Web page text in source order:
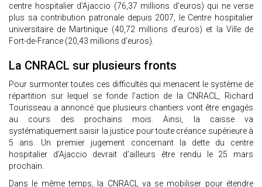
centre hospitalier d’Ajaccio (76,37 millions d’euros) qui ne verse
plus sa contribution patronale depuis 2007, le Centre hospitalier
universitaire de Martinique (40,72 millions d’euros) et la Ville de
Fort-de-France (20,43 millions d’euros).
La CNRACL sur plusieurs fronts
Pour surmonter toutes ces difficultés qui menacent le système de
répartition sur lequel se fonde l’action de la CNRACL, Richard
Tourisseau a annoncé que plusieurs chantiers vont être engagés
au cours des prochains mois. Ainsi, la caisse va
systématiquement saisir la justice pour toute créance supérieure à
5 ans. Un premier jugement concernant la dette du centre
hospitalier d’Ajaccio devrait d’ailleurs être rendu le 25 mars
prochain.
Dans le même temps, la CNRACL va se mobiliser pour étendre